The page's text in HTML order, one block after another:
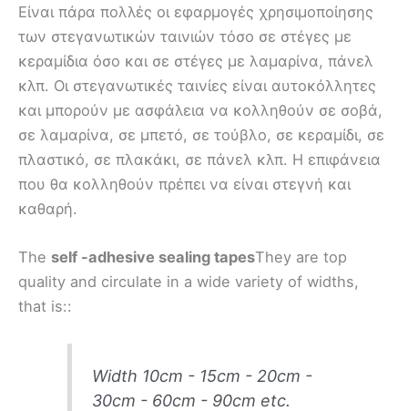
Είναι πάρα πολλές οι εφαρμογές χρησιμοποίησης
των στεγανωτικών ταινιών τόσο σε στέγες με
κεραμίδια όσο και σε στέγες με λαμαρίνα, πάνελ
κλπ. Οι στεγανωτικές ταινίες είναι αυτοκόλλητες
και μπορούν με ασφάλεια να κολληθούν σε σοβά,
σε λαμαρίνα, σε μπετό, σε τούβλο, σε κεραμίδι, σε
πλαστικό, σε πλακάκι, σε πάνελ κλπ. Η επιφάνεια
που θα κολληθούν πρέπει να είναι στεγνή και
καθαρή.
The self -adhesive sealing tapesThey are top
quality and circulate in a wide variety of widths,
that is::
Width 10cm - 15cm - 20cm -
30cm - 60cm - 90cm etc.